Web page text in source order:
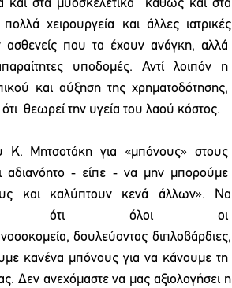
και στα μυοσκελετικά  καθώς και στα
χειρουργεία και άλλες ιατρικές
ασθενείς  που  τα  έχουν  ανάγκη,  αλλά
υποδομές.  Αντί  λοιπόν  η
και  αύξηση  της  χρηματοδότησης,
θεωρεί την υγεία του λαού κόστος.
Κ.  Μητσοτάκη  για  «μπόνους»  στους
‐  είπε  ‐  να  μην  μπορούμε
και καλύπτουν κενά άλλων». Να
ότι  όλοι  οι
δουλεύοντας διπλοβάρδιες,
κανένα μπόνους για να κάνουμε τη
Δεν ανεχόμαστε να μας αξιολογήσει η